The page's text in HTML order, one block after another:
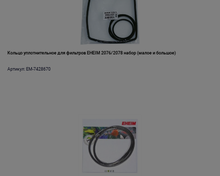
Кольцо уплотнительное для фильтров EHEIM 2076/2078 набор (малое и большое)
Артикул: EM-7428670